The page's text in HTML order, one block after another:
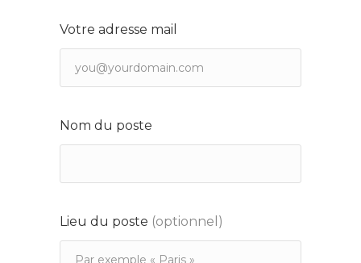
Votre adresse mail
Nom du poste
Lieu du poste (optionnel)